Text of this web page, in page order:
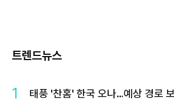
트렌드뉴스
1 태풍 '찬홈' 한국 오나…예상 경로